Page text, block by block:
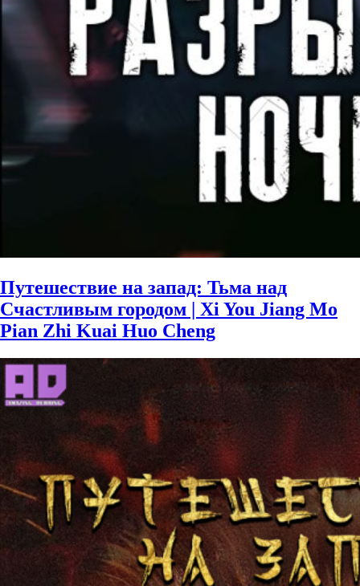
Путешествие на запад: Тьма над
Счастливым городом | Xi You Jiang Mo
Pian Zhi Kuai Huo Cheng